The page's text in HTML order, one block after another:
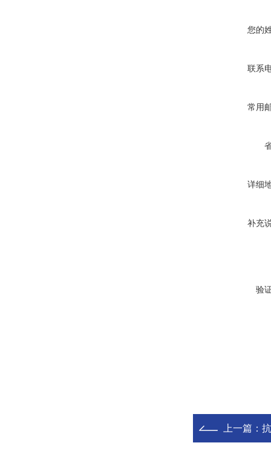
您的
联系
常用
详细
补充
验
上一篇：